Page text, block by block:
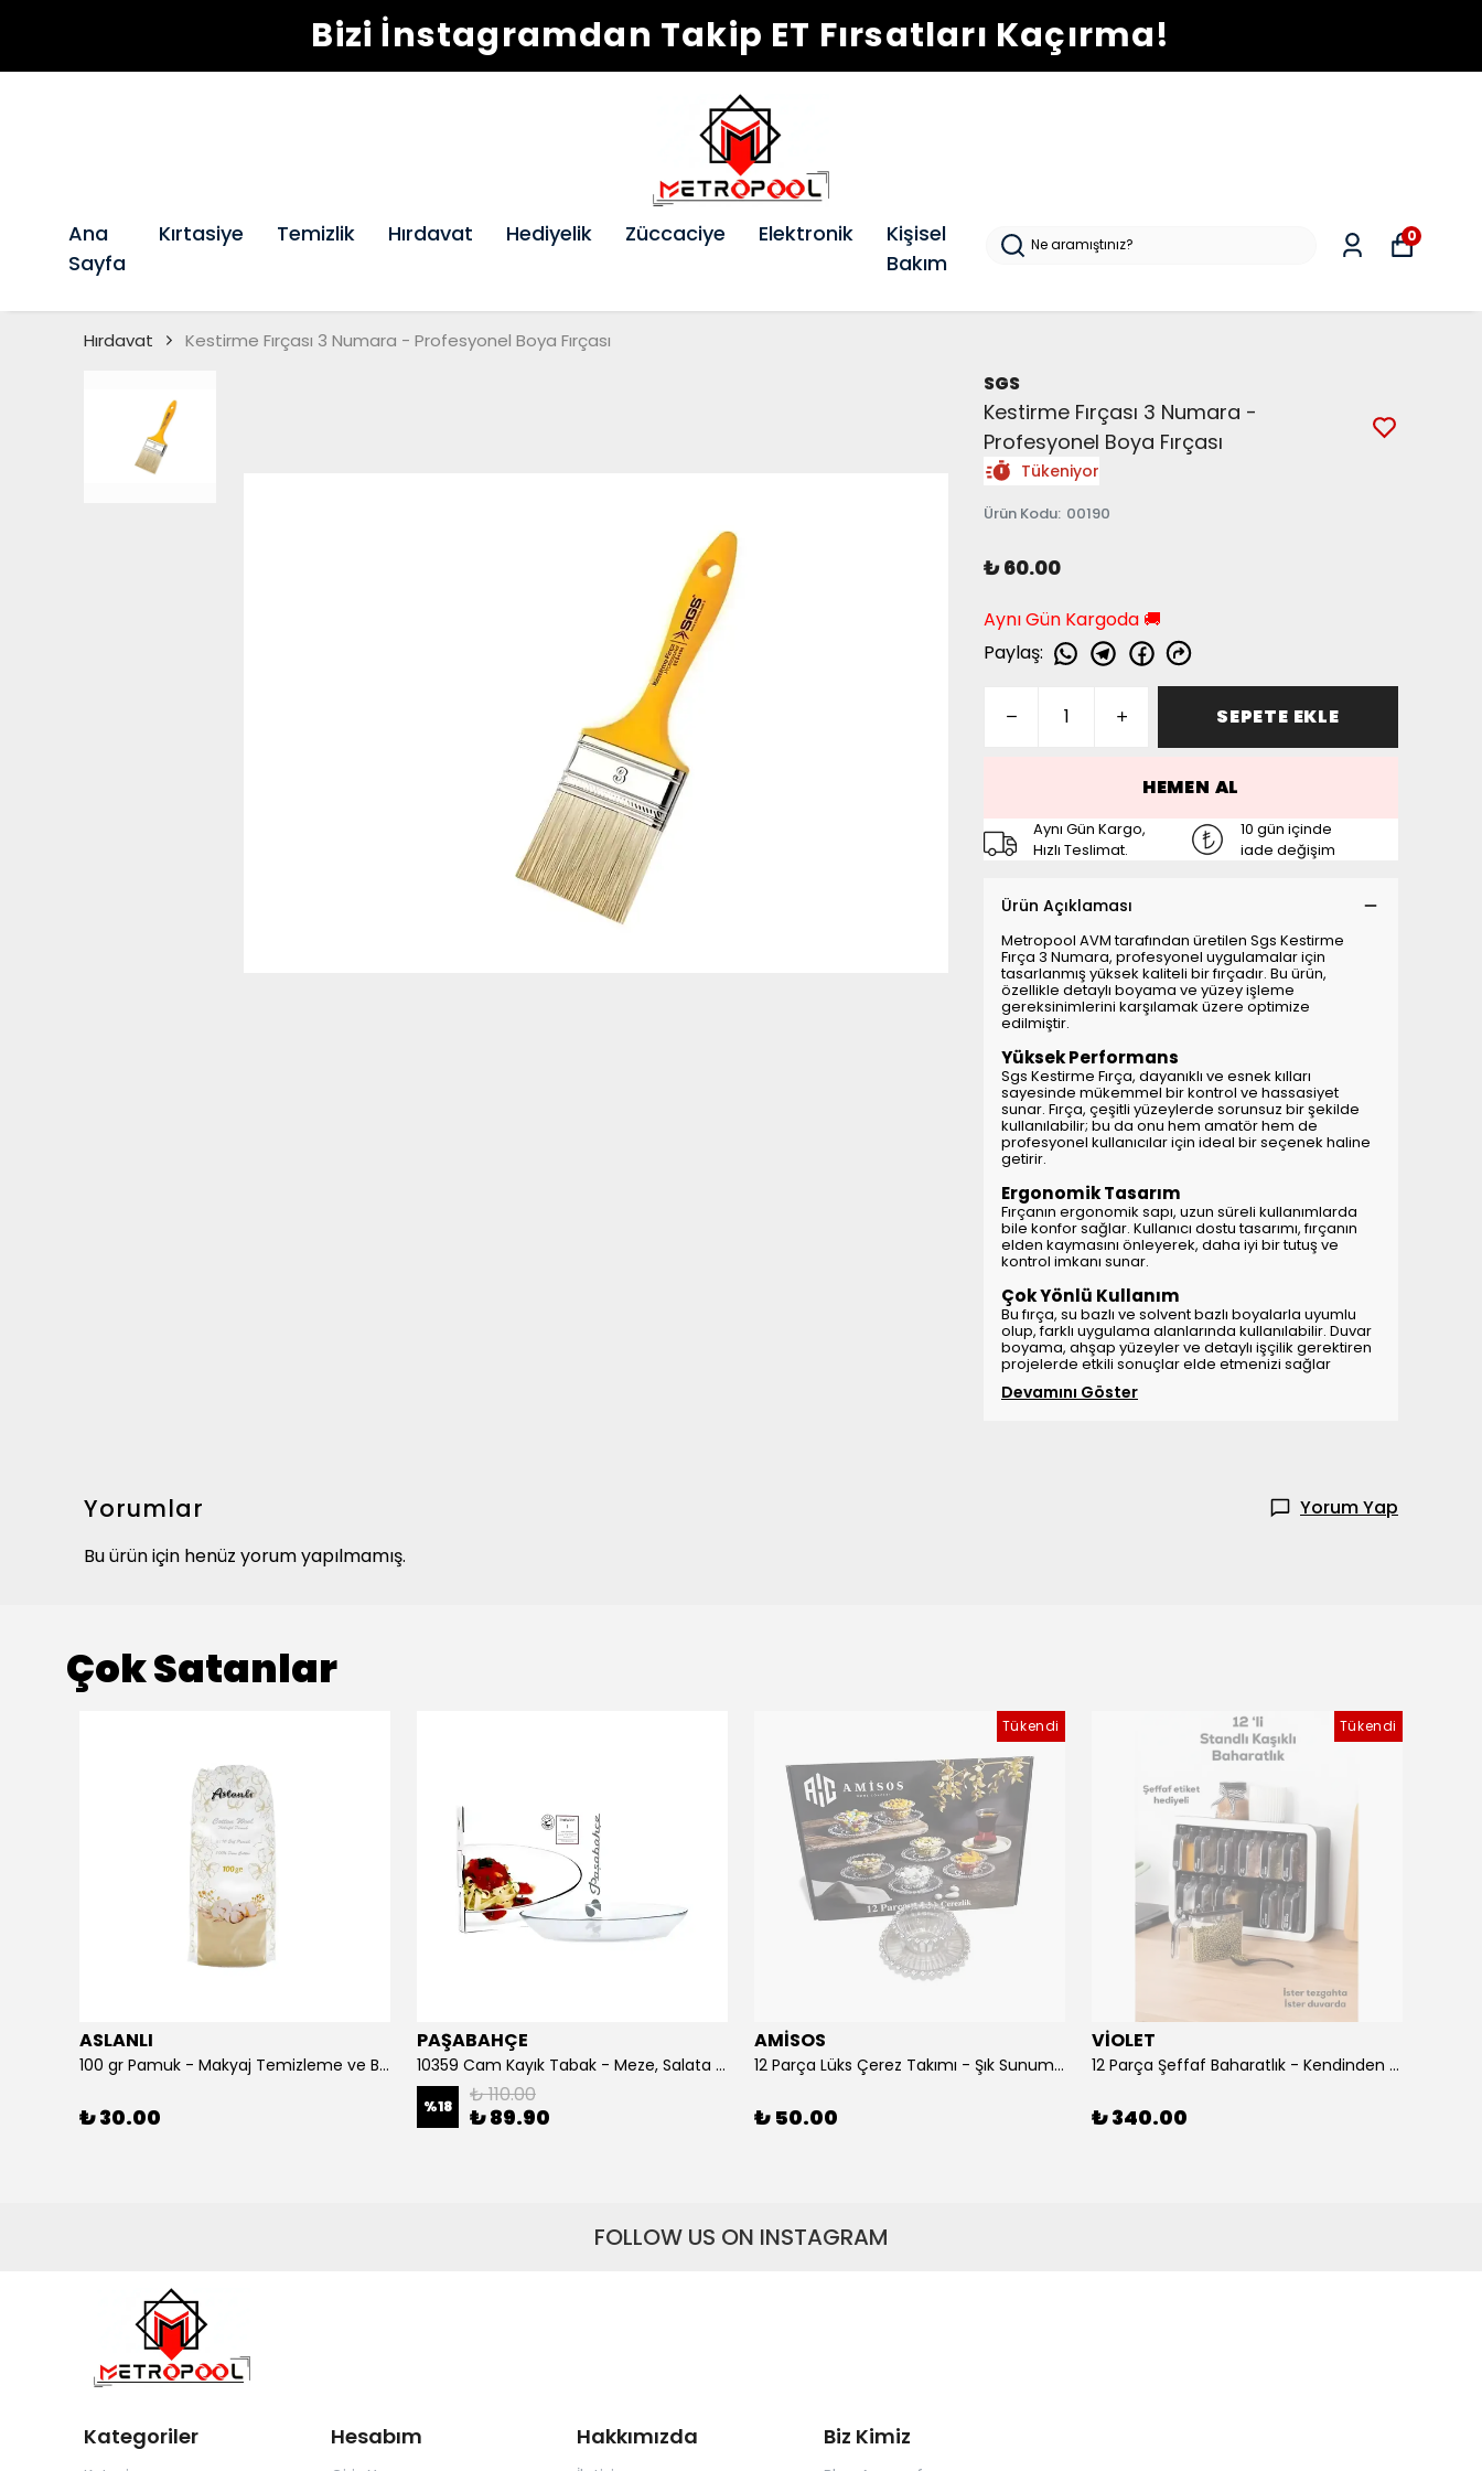
Bizi İnstagramdan Takip ET Fırsatları Kaçırma!
Ana
Sayfa
Kırtasiye Temizlik Hırdavat Hediyelik Züccaciye Elektronik
Kişisel
Bakım
0
Hırdavat Kestirme Fırçası 3 Numara - Profesyonel Boya Fırçası
SGS
Kestirme Fırçası 3 Numara -
Profesyonel Boya Fırçası
Tükeniyor
Ürün Kodu: 00190
₺ 60.00
Aynı Gün Kargoda 🚚
Paylaş:
SEPETE EKLE
HEMEN AL
Aynı Gün Kargo,
Hızlı Teslimat.
10 gün içinde
iade değişim
Ürün Açıklaması
Metropool AVM tarafından üretilen Sgs Kestirme
Fırça 3 Numara, profesyonel uygulamalar için
tasarlanmış yüksek kaliteli bir fırçadır. Bu ürün,
özellikle detaylı boyama ve yüzey işleme
gereksinimlerini karşılamak üzere optimize
edilmiştir.
Yüksek Performans
Sgs Kestirme Fırça, dayanıklı ve esnek kılları
sayesinde mükemmel bir kontrol ve hassasiyet
sunar. Fırça, çeşitli yüzeylerde sorunsuz bir şekilde
kullanılabilir; bu da onu hem amatör hem de
profesyonel kullanıcılar için ideal bir seçenek haline
getirir.
Ergonomik Tasarım
Fırçanın ergonomik sapı, uzun süreli kullanımlarda
bile konfor sağlar. Kullanıcı dostu tasarımı, fırçanın
elden kaymasını önleyerek, daha iyi bir tutuş ve
kontrol imkanı sunar.
Çok Yönlü Kullanım
Bu fırça, su bazlı ve solvent bazlı boyalarla uyumlu
olup, farklı uygulama alanlarında kullanılabilir. Duvar
boyama, ahşap yüzeyler ve detaylı işçilik gerektiren
projelerde etkili sonuçlar elde etmenizi sağlar
Devamını Göster
Yorumlar
Yorum Yap
Bu ürün için henüz yorum yapılmamış.
Çok Satanlar
ASLANLI
100 gr Pamuk - Makyaj Temizleme ve Bebek Bakımı İçin Hassas Saf Pamuk
₺ 30.00
PAŞABAHÇE
10359 Cam Kayık Tabak - Meze, Salata ve Balık Servis Tabağı (26 cm)
%18 ₺ 110.00
₺ 89.90
Tükendi
AMİSOS
12 Parça Lüks Çerez Takımı - Şık Sunum ve Atıştırmalık Seti
₺ 50.00
Tükendi
VİOLET
12 Parça Şeffaf Baharatlık - Kendinden Kaşıklı ve Standlı Baharat Takımı
₺ 340.00
FOLLOW US ON INSTAGRAM
Kategoriler Hesabım Hakkımızda Biz Kimiz